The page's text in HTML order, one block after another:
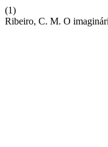
(1)
Ribeiro, C. M. O